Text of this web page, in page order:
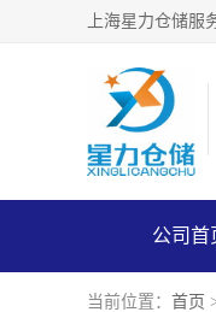
公司首
当前位置： 首页